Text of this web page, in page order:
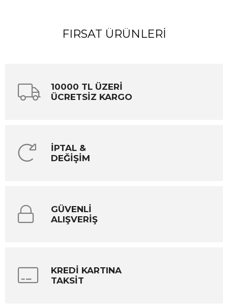
FIRSAT ÜRÜNLERI
10000 TL ÜZERİ
ÜCRETSİZ KARGO
İPTAL &
DEĞİŞİM
GÜVENLİ
ALIŞVERİŞ
KREDİ KARTINA
TAKSİT